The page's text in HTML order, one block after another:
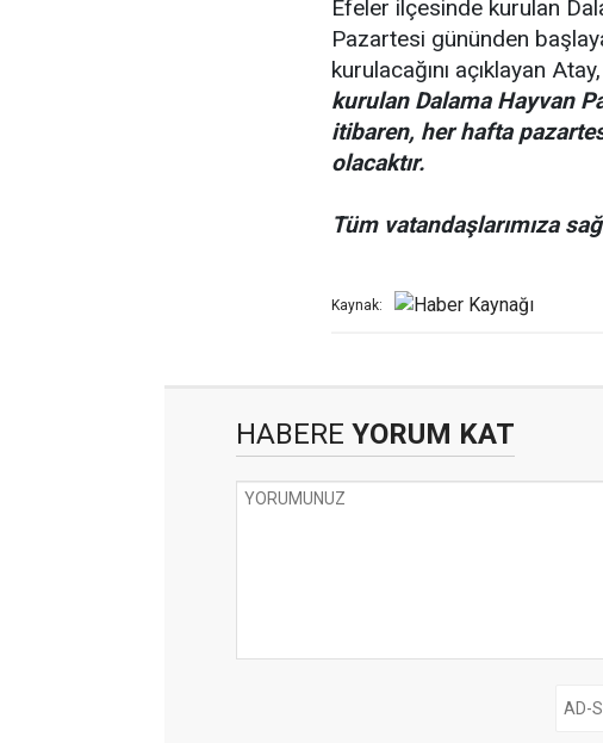
Efeler ilçesinde kurulan
Pazartesi gününden
kurulacağını açıklayan Atay,
kurulan Dalama Hayvan
itibaren, her hafta
olacaktır.
Tüm vatandaşlarımıza
Kaynak:
HABERE YORUM KAT